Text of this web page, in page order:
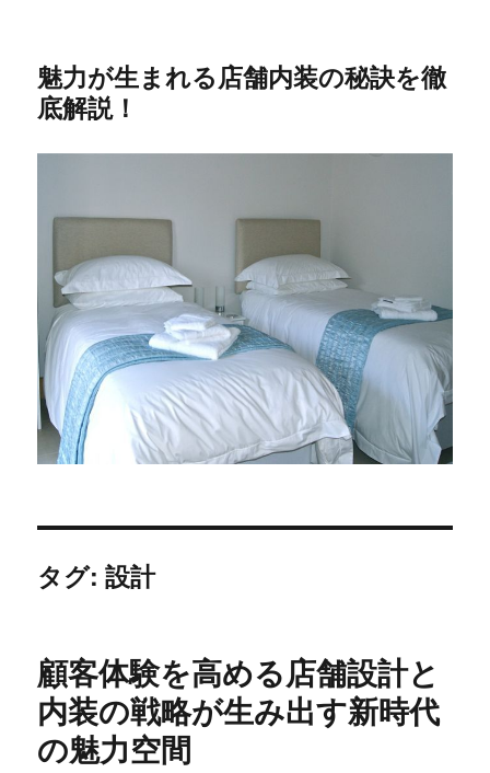
魅力が生まれる店舗内装の秘訣を徹
底解説！
タグ:設計
顧客体験を高める店舗設計と
内装の戦略が生み出す新時代
の魅力空間